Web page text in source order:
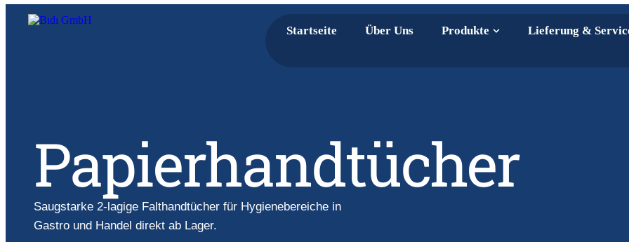
Startseite Über Uns Produkte Lieferung &
Papierhandtücher
Saugstarke 2-lagige Falthandtücher für Hygienebereiche in
Gastro und Handel direkt ab Lager.